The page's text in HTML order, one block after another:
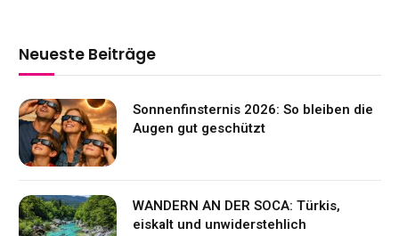
Neueste Beiträge
Sonnenfinsternis 2026: So bleiben die
Augen gut geschützt
WANDERN AN DER SOCA: Türkis,
eiskalt und unwiderstehlich